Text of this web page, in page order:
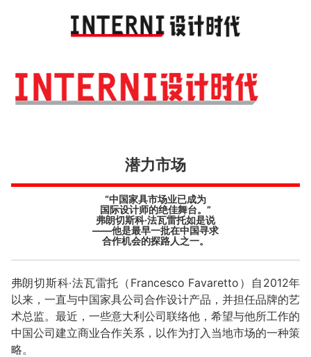
潜力市场
“中国家具市场业已成为
国际设计师的绝佳舞台。”
弗朗切斯科·法瓦雷托如是说
——他是最早一批在中国寻求
合作机会的探路人之一。
弗朗切斯科·法瓦雷托（Francesco Favaretto）自2012年
以来，一直与中国家具公司合作设计产品，并担任品牌的艺
术总监。最近，一些意大利公司联络他，希望与他所工作的
中国公司建立商业合作关系，以作为打入当地市场的一种策
略。